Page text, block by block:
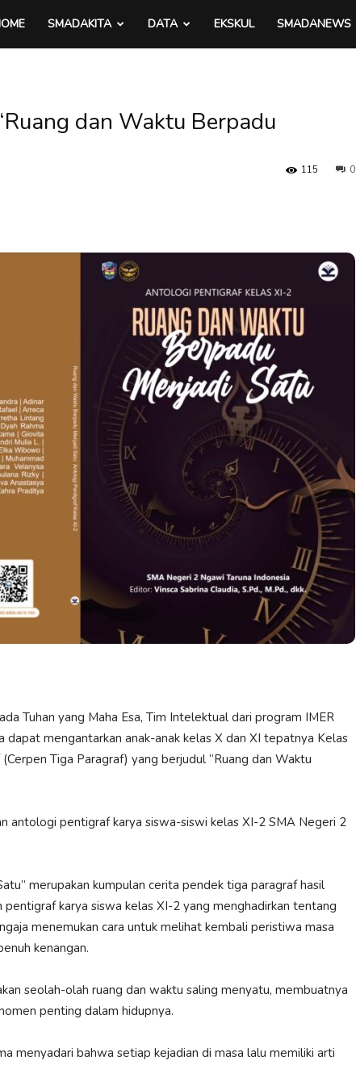
SMADAKITA DATA EKSKUL SMADANEWS
dan Waktu Berpadu
0
115
Tuhan yang Maha Esa, Tim Intelektual dari program IMER
dapat mengantarkan anak-anak kelas X dan XI tepatnya Kelas
Tiga Paragraf) yang berjudul “Ruang dan Waktu
antologi pentigraf karya siswa-siswi kelas XI-2 SMA Negeri 2
merupakan kumpulan cerita pendek tiga paragraf hasil
karya siswa kelas XI-2 yang menghadirkan tentang
menemukan cara untuk melihat kembali peristiwa masa
kenangan.
seolah-olah ruang dan waktu saling menyatu, membuatnya
penting dalam hidupnya.
menyadari bahwa setiap kejadian di masa lalu memiliki arti